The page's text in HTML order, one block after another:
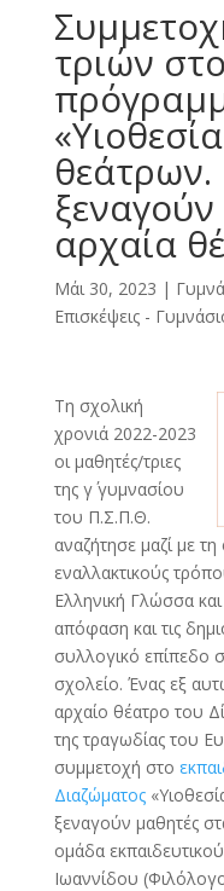
τριών
αρχαία
Μάι 30, 2023 |
Επισκέψεις -
Τη σχολική
χρονιά 2022-2023
οι μαθητές/τριες
της γ΄ γυμνασίου
του Π.Σ.Π.Θ.
αναζήτησε μαζί με
εναλλακτικούς
Ελληνική Γλώσσα
απόφαση και τις
συλλογικό επίπεδο
σχολείο. Ένας εξ
αρχαίο θέατρο του
της τραγωδίας του
συμμετοχή στο
Διαζώματος
ξεναγούν μαθητές
ομάδα
Ιωαννίδου